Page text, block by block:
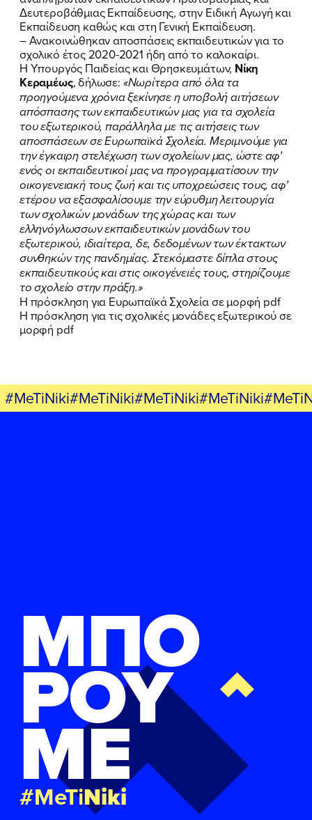
ΕΛΑ ΚΙ ΕΣΥ
FB IN TW YT LN VB TIKTOK
Δευτεροβάθμιας Εκπαίδευσης, στην Ειδική Αγωγή και
Εκπαίδευση καθώς και στη Γενική Εκπαίδευση.
– Ανακοινώθηκαν αποσπάσεις εκπαιδευτικών για το
σχολικό έτος 2020-2021 ήδη από το καλοκαίρι.
Η Υπουργός Παιδείας και Θρησκευμάτων, Νίκη
Κεραμέως, δήλωσε: «Νωρίτερα από όλα τα
προηγούμενα χρόνια ξεκίνησε η υποβολή αιτήσεων
απόσπασης των εκπαιδευτικών μας για τα σχολεία
του εξωτερικού, παράλληλα με τις αιτήσεις των
αποσπάσεων σε Ευρωπαϊκά Σχολεία. Μεριμνούμε για
την έγκαιρη στελέχωση των σχολείων μας, ώστε αφ’
ενός οι εκπαιδευτικοί μας να προγραμματίσουν την
οικογενειακή τους ζωή και τις υποχρεώσεις τους, αφ’
ετέρου να εξασφαλίσουμε την εύρυθμη λειτουργία
των σχολικών μονάδων της χώρας και των
ελληνόγλωσσων εκπαιδευτικών μονάδων του
εξωτερικού, ιδιαίτερα, δε, δεδομένων των έκτακτων
συνθηκών της πανδημίας. Στεκόμαστε δίπλα στους
εκπαιδευτικούς και στις οικογένειές τους, στηρίζουμε
το σχολείο στην πράξη.»
Η πρόσκληση για Ευρωπαϊκά Σχολεία σε μορφή pdf
Η πρόσκληση για τις σχολικές μονάδες εξωτερικού σε
μορφή pdf
ΜΠΟ
ΡΟΥ
ΜΕ
#MeTiNiki